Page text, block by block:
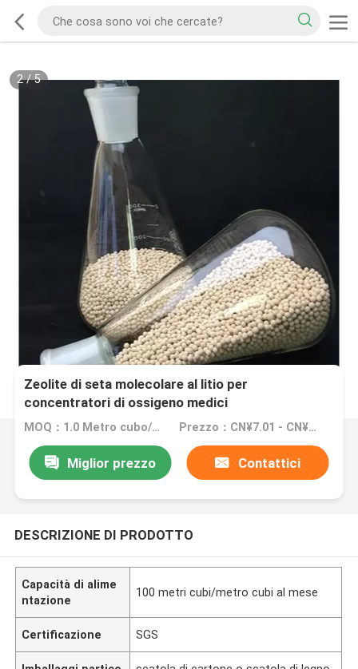
2/5
Zeolite di seta molecolare al litio per
concentratori di ossigeno medici
MOQ：1.0 Metro cubo/metro cubo (ordine minimo) Prezzo：CN¥7.01 - CN¥70.09
Miglior prezzo Contattici
DESCRIZIONE DI PRODOTTO
Capacità di alime
ntazione
100 metri cubi/metro cubi al mese
Certificazione SGS